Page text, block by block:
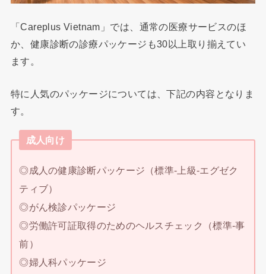
「Careplus Vietnam」では、通常の医療サービスのほ
か、健康診断の診療パッケージも30以上取り揃えてい
ます。
特に人気のパッケージについては、下記の内容となりま
す。
成人向け
◎成人の健康診断パッケージ（標準-上級-エグゼク
ティブ）
◎がん検診パッケージ
◎労働許可証取得のためのヘルスチェック（標準-事
前）
◎婦人科パッケージ